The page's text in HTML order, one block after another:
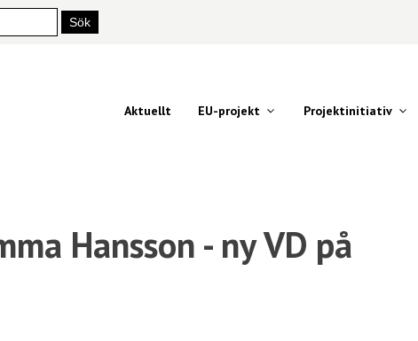
Aktuellt EU-projekt Projektinitiativ
Hansson - ny VD på